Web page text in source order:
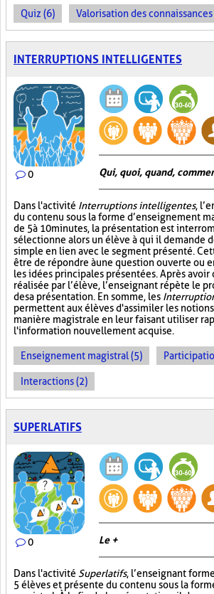
Quiz (6) Valorisation des connaissances
INTERRUPTIONS INTELLIGENTES
0 Qui, quoi, quand,
Dans l'activité Interruptions intelligentes,
du contenu sous la forme d’enseignement
de 5 à 10 minutes, la présentation est
sélectionne alors un élève à qui il demande
simple en lien avec le segment présenté.
être de répondre à une question ouverte ou
les idées principales présentées. Après
réalisée par l’élève, l’enseignant répète le
de sa présentation. En somme, les
permettent aux élèves d'assimiler les
manière magistrale en leur faisant utiliser
l'information nouvellement acquise.
Enseignement magistral (5)
Interactions (2)
SUPERLATIFS
0 Le +
Dans l'activité Superlatifs, l’enseignant
5 élèves et présente du contenu sous la